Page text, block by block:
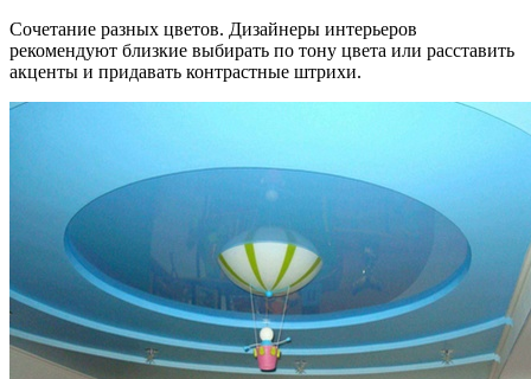
Сочетание разных цветов. Дизайнеры интерьеров
рекомендуют близкие выбирать по тону цвета или расставить
акценты и придавать контрастные штрихи.